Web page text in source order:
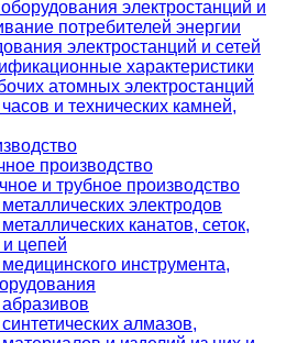
электростанций и
потребителей энергии
электростанций и сетей
характеристики
атомных электростанций
и технических камней,
производство
и трубное производство
электродов
канатов, сеток,
цепей
инструмента,
алмазов,